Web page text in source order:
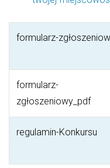
formularz-
formularz-
zgłoszeniowy_pdf
regulamin-Konkursu